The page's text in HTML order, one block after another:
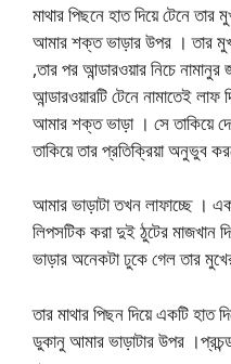
মাথার পিছনে হাত দিয়ে টেনে তার
আমার শক্ত ভাড়ার উপর । তার
,তার পর আন্ডারওয়ার নিচে
আন্ডারওয়ারটি টেনে নামাতেই লাফ
আমার শক্ত ভাড়া । সে তাকিয়ে
তাকিয়ে তার প্রতিক্রিয়া অনুভুব
আমার ভাড়াটা তখন লাফাচ্ছে । এক
লিপসটিক করা দুই ঠুটের মাজখান
ভাড়ার অনেকটা ঢুকে গেল তার
তার মাথার পিছন দিয়ে একটি হাত
ডুকানু আমার ভাড়াটার উপর